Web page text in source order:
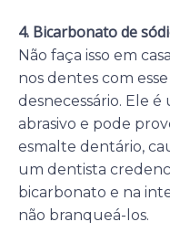
4. Bicarbonato de
Não faça isso em
nos dentes com
desnecessário. Ele
abrasivo e pode
esmalte dentário,
um dentista
bicarbonato e na
não branqueá-los.